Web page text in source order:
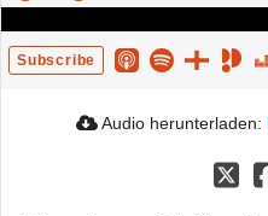
Subscribe
Audio herunterladen: